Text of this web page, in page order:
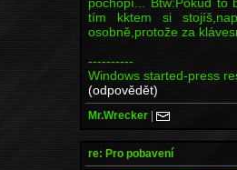
tím kktem si
osobně,protože za
----------
Windows started-press
(odpovědět)
Mr.Wrecker |
re: Pro pobavení